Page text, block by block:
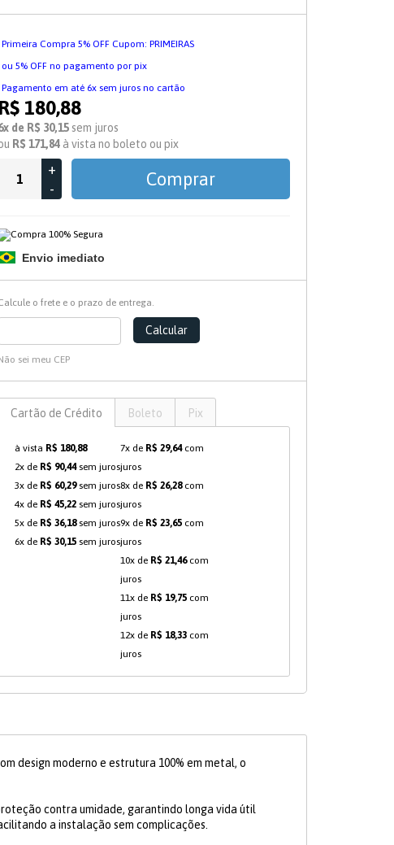
Primeira Compra 5% OFF Cupom: PRIMEIRAS
ou 5% OFF no pagamento por pix
Pagamento em até 6x sem juros no cartão
R$ 180,88
de R$ 30,15 sem juros
R$ 171,84 à vista no boleto ou pix
+
-
Comprar
Envio imediato
o frete e o prazo de entrega.
Calcular
sei meu CEP
Cartão de Crédito Boleto Pix
à vista R$ 180,88
2x de R$ 90,44sem juros
3x de R$ 60,29sem juros
4x de R$ 45,22 sem juros
5x de R$ 36,18sem juros
6x de R$ 30,15 sem juros
7x de R$ 29,64com
juros
8x de R$ 26,28com
juros
9x de R$ 23,65 com
juros
10x de R$ 21,46com
juros
11x de R$ 19,75 com
juros
12x de R$ 18,33 com
juros
design moderno e estrutura 100% em metal, o
contra umidade, garantindo longa vida útil
a instalação sem complicações.